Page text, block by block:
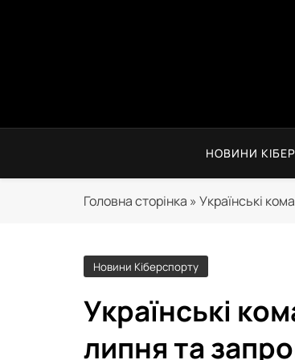
НОВИНИ
Головна сторінка » Українські
Новини Кіберспорту
Українські
липня та